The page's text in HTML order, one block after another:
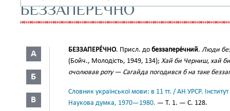
БЕЗЗАПЕРЕЧНО
А
Б
В
БЕЗЗАПЕРЕ́ЧНО. Присл. до беззапере́чний. Люди
(Бойч., Молодість, 1949, 134); Хай би Черниш, хай
очолював роту — Сагайда погодився б на таке
Словник української мови: в 11 тт. / АН УРСР.
Наукова думка, 1970—1980. — Т. 1. — С. 128.